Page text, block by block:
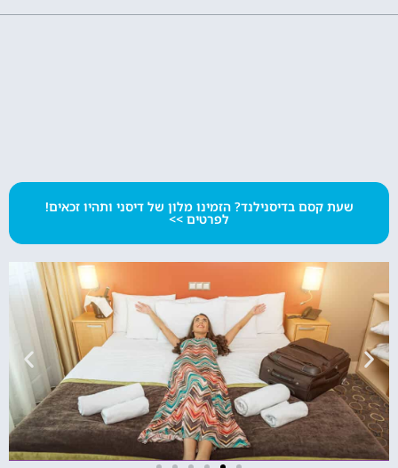
שעת קסם בדיסנילנד? הזמינו מלון של דיסני ותהיו זכאים!
לפרטים >>